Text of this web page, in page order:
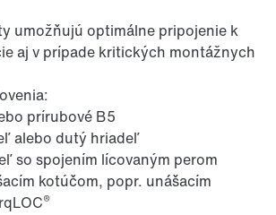
umožňujú optimálne pripojenie k
aj v prípade kritických montážnych
prírubové B5
alebo dutý hriadeľ
so spojením lícovaným perom
kotúčom, popr. unášacím
®